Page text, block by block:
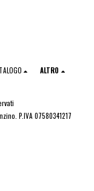
P.IVA 07580341217
ALTRO